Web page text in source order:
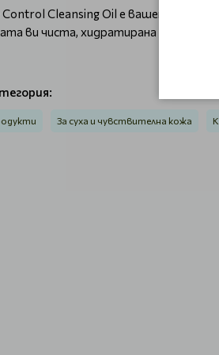
Cleansing Oil е вашето
ви чиста, хидратирана и свежа,
За суха и чувствителна кожа